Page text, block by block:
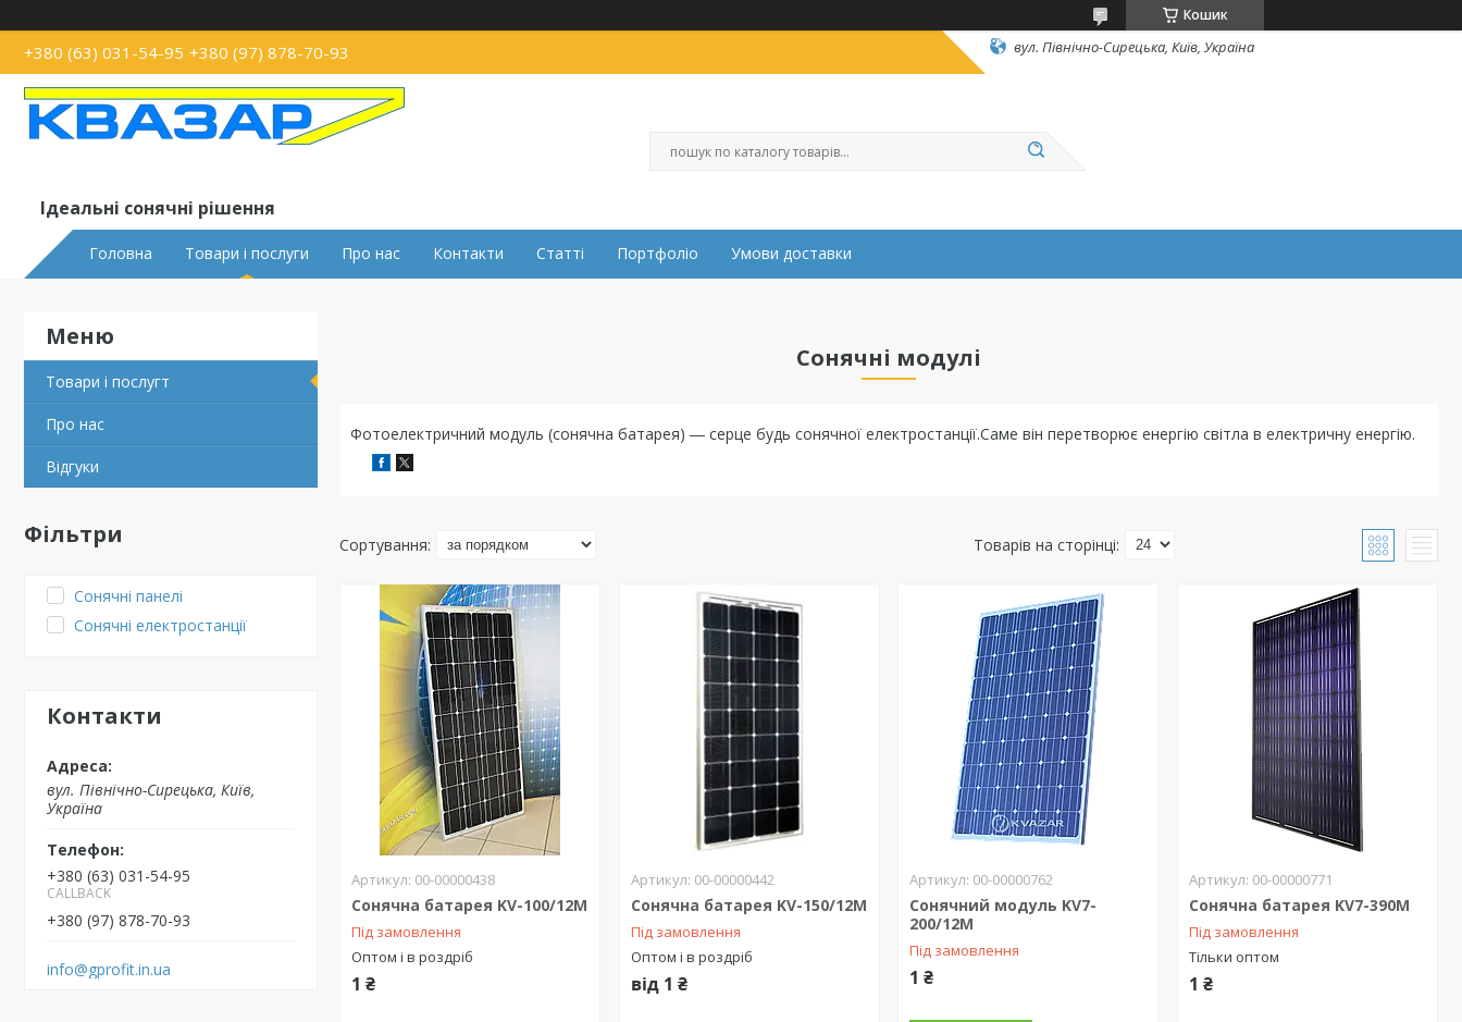
Кошик
+380 (63) 031-54-95 +380 (97) 878-70-93 вул. Північно-Сирецька, Київ, Україна
Ідеальні сонячні рішення
Головна Товари і послуги Про нас Контакти Статті Портфоліо Умови доставки
Товари і послугт
Про нас
Відгуки
Фільтри
Сонячні панелі
Сонячні електростанції
Контакти
вул. Північно-Сирецька, Київ,
Україна
+380 (63) 031-54-95
CALLBACK
+380 (97) 878-70-93
info@gprofit.in.ua
Сонячні модулі
Фотоелектричний модуль (сонячна батарея) ― серце будь сонячної електростанції.Саме він перетворює енергію світла в електричну енергію.
00-00000438
Сонячна батарея KV-100/12M
Під замовлення
Оптом і в роздріб
1 ₴
00-00000442
Сонячна батарея KV-150/12M
Під замовлення
Оптом і в роздріб
від 1 ₴
00-00000762
Сонячний модуль KV7-
200/12М
Під замовлення
1 ₴
00-00000771
Сонячна батарея KV7-390M
Під замовлення
Тільки оптом
1 ₴